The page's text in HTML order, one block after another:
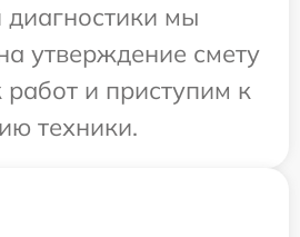
мы
утверждение смету
и приступим к
техники.